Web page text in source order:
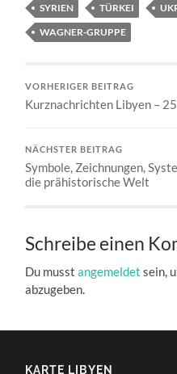
SYRIEN
TÜRKEI
WAGNER-GRUPPE
VORHERIGER BEITRAG
Kurznachrichten Libyen –
NÄCHSTER BEITRAG
Symbole, Zeichnungen,
die prähistorische Welt
Schreibe einen
Du musstangemeldet sein,
abzugeben.
KARTE LIBYEN